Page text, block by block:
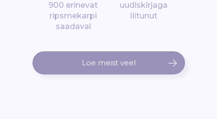
900 erinevat
ripsmekarpi
saadaval
uudiskirjaga
liitunut
Loe meist veel